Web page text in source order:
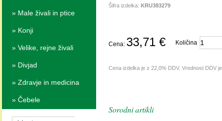
» Male živali in ptice
» Konji
» Velike, rejne živali
» Divjad
» Zdravje in medicina
» Čebele
Šifra izdelka: KRU383279
Cena: 33,71 € Količina
Cena izdelka je z 22,0% DDV. Vrednost DDV
Sorodni artikli